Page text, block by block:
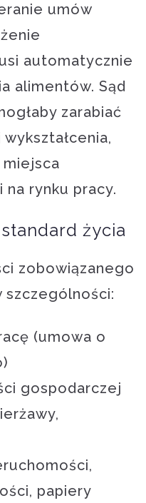
umów
automatycznie
alimentów. Sąd
zarabiać
miejsca
na rynku pracy.
życia
zobowiązanego
szczególności:
(umowa o
gospodarczej
papiery